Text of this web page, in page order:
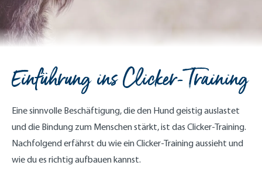
Einführung ins Clicker-Training
Eine sinnvolle Beschäftigung, die den Hund geistig auslastet
und die Bindung zum Menschen stärkt, ist das Clicker-Training.
Nachfolgend erfährst du wie ein Clicker-Training aussieht und
wie du es richtig aufbauen kannst.